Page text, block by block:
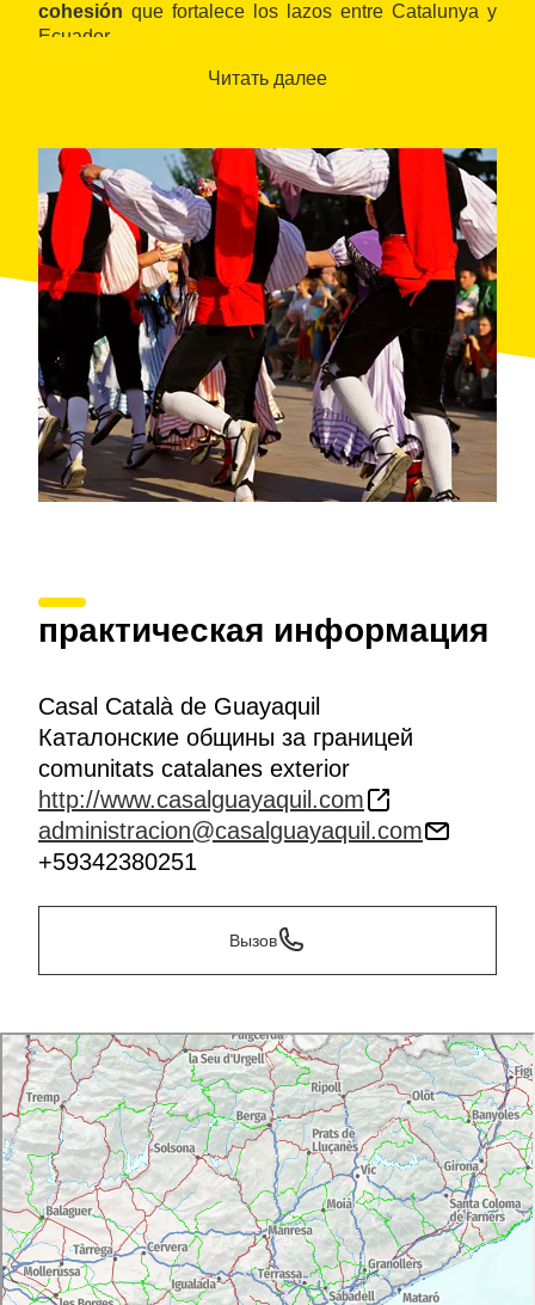
cohesión que fortalece los lazos entre Catalunya y
Ecuador.
Читать далее
практическая информация
Casal Català de Guayaquil
Каталонские общины за границей
comunitats catalanes exterior
http://www.casalguayaquil.com
administracion@casalguayaquil.com
+59342380251
Вызов